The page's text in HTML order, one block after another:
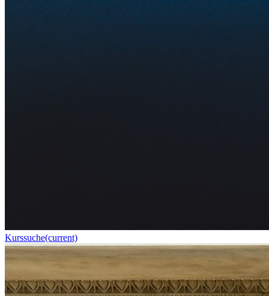
Kurssuche(current)